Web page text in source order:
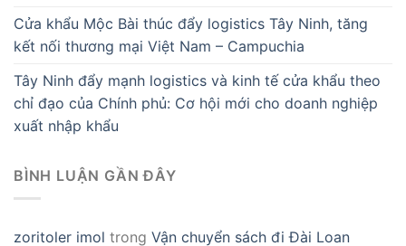
Cửa khẩu Mộc Bài thúc đẩy logistics Tây Ninh, tăng
kết nối thương mại Việt Nam – Campuchia
Tây Ninh đẩy mạnh logistics và kinh tế cửa khẩu theo
chỉ đạo của Chính phủ: Cơ hội mới cho doanh nghiệp
xuất nhập khẩu
BÌNH LUẬN GẦN ĐÂY
zoritoler imol trong Vận chuyển sách đi Đài Loan